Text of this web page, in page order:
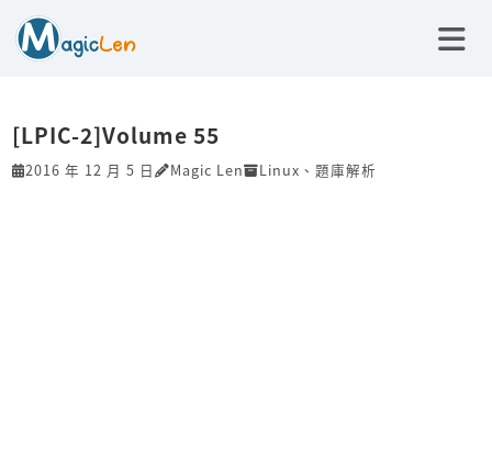
[LPIC-2]Volume 55
2016 年 12 月 5 日 Magic Len Linux 、 題庫解析